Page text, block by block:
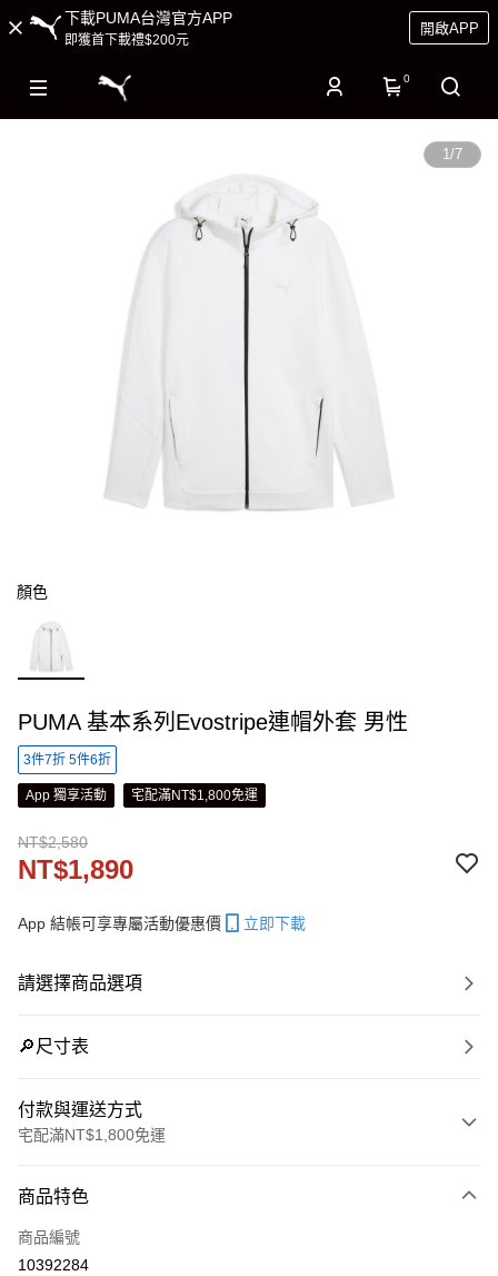
下載PUMA台灣官方APP
即獲首下載禮$200元
開啟APP
0
1/7
顏色
PUMA 基本系列Evostripe連帽外套 男性
3件7折 5件6折
App 獨享活動 宅配滿NT$1,800免運
NT$2,580
NT$1,890
App 結帳可享專屬活動優惠價 立即下載
請選擇商品選項
🔎尺寸表
付款與運送方式
宅配滿NT$1,800免運
信用卡一次付款
LINE Pay
商品特色
商品編號
10392284